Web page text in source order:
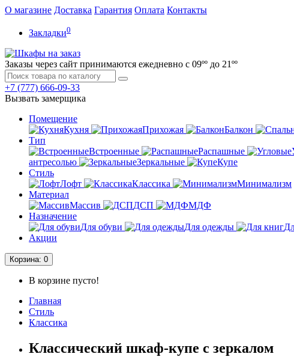
О магазине Доставка Гарантия Оплата Контакты
Закладки0
Заказы через сайт принимаются ежедневно с 09ºº до 21ºº
+7 (777) 666-09-33
Вызвать замерщика
Помещение
Кухня
Прихожая Балкон
Тип
Встроенные
Распашные
антресолью
Зеркальные
Купе
Стиль
Лофт
Классика
Минимализм
Материал
Массив
ДСП
МДФ
Назначение
Для обуви
Для одежды
Акции
Корзина: 0
В корзине пусто!
Главная
Стиль
Классика
Классический шкаф-купе с зеркалом